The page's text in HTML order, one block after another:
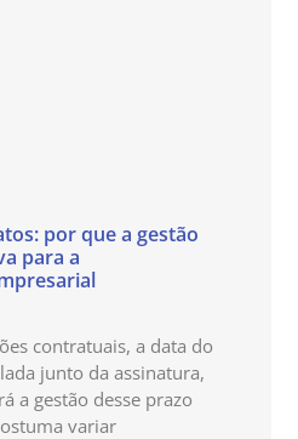
por que a gestão
para a
contratuais, a data do
junto da assinatura,
a gestão desse prazo
variar